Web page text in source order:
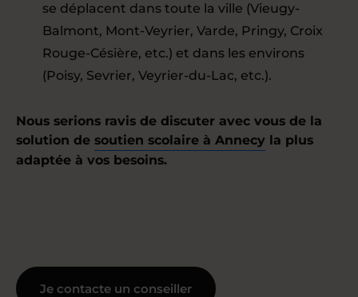
se déplacent dans toute la ville (Vieugy-
Balmont, Mont-Veyrier, Varde, Pringy, Croix
Rouge-Césière, etc.) et dans les environs
(Poisy, Sevrier, Veyrier-du-Lac, etc.).
Nous serions ravis de discuter avec vous de la
solution de soutien scolaire à Annecy la plus
adaptée à vos besoins.
Je contacte un conseiller